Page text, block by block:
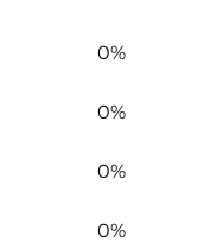
0%
0%
0%
0%